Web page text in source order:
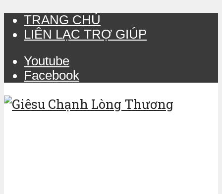
TRANG CHỦ
LIÊN LẠC TRỢ GIÚP
Youtube
Facebook